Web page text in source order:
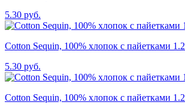
5.30 руб.
Cotton Sequin, 100% хлопок с пайетками
5.30 руб.
Cotton Sequin, 100% хлопок с пайетками